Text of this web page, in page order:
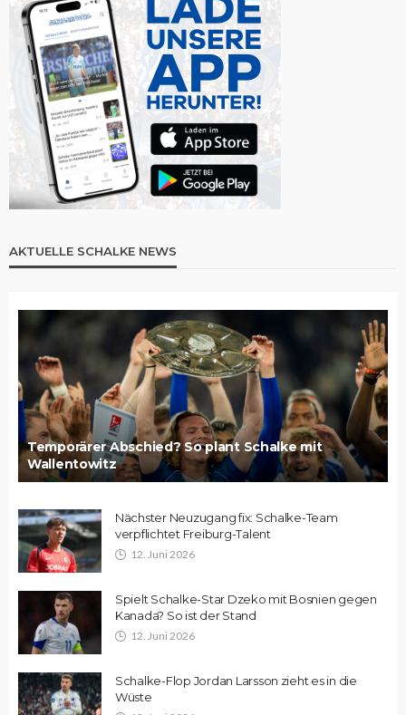
AKTUELLE SCHALKE NEWS
Temporärer Abschied? So plant Schalke mit
Wallentowitz
Nächster Neuzugang fix: Schalke-Team
verpflichtet Freiburg-Talent
12. Juni 2026
Spielt Schalke-Star Dzeko mit Bosnien gegen
Kanada? So ist der Stand
12. Juni 2026
Schalke-Flop Jordan Larsson zieht es in die
Wüste